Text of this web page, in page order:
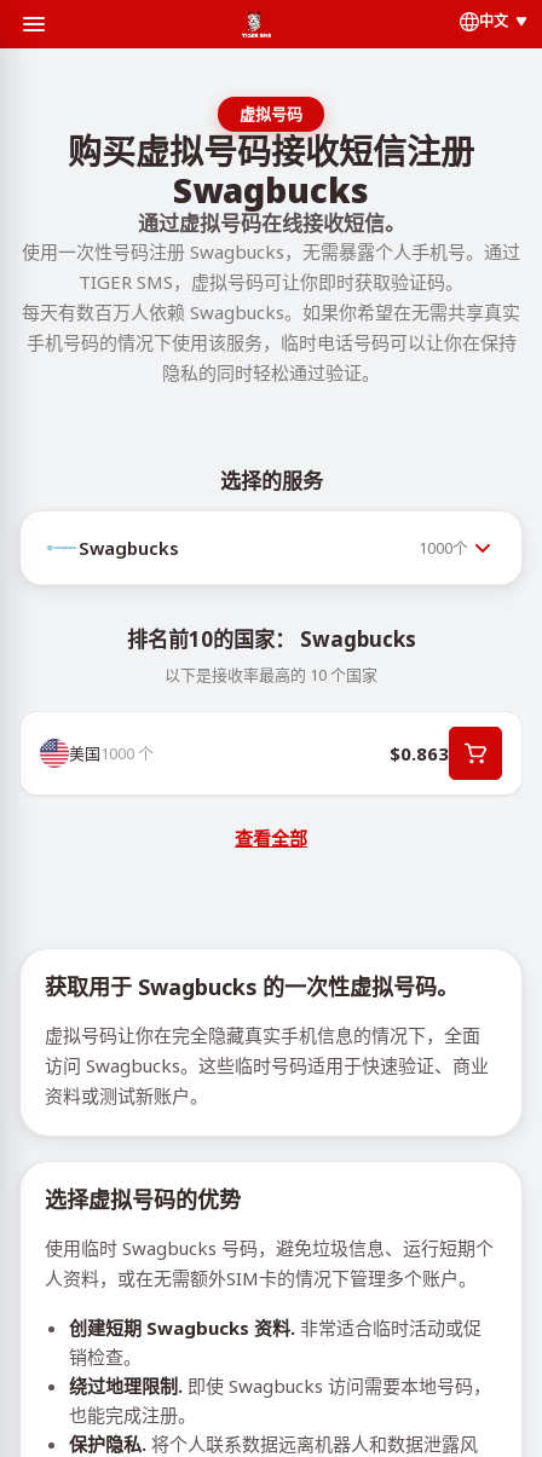
中文
虚拟号码
购买虚拟号码接收短信注册
Swagbucks
通过虚拟号码在线接收短信。
使用一次性号码注册 Swagbucks，无需暴露个人手机号。通过
TIGER SMS，虚拟号码可让你即时获取验证码。
每天有数百万人依赖 Swagbucks。如果你希望在无需共享真实
手机号码的情况下使用该服务，临时电话号码可以让你在保持
隐私的同时轻松通过验证。
选择的服务
Swagbucks 1000个
排名前10的国家： Swagbucks
以下是接收率最高的 10 个国家
美国1000个 $0.863
查看全部
获取用于 Swagbucks 的一次性虚拟号码。
虚拟号码让你在完全隐藏真实手机信息的情况下，全面
访问 Swagbucks。这些临时号码适用于快速验证、商业
资料或测试新账户。
选择虚拟号码的优势
使用临时 Swagbucks 号码，避免垃圾信息、运行短期个
人资料，或在无需额外SIM卡的情况下管理多个账户。
创建短期 Swagbucks 资料. 非常适合临时活动或促
销检查。
绕过地理限制. 即使 Swagbucks 访问需要本地号码，
也能完成注册。
保护隐私. 将个人联系数据远离机器人和数据泄露风